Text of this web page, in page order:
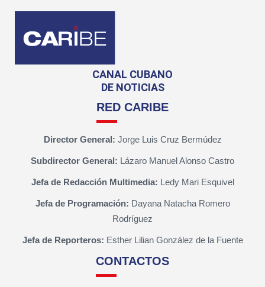
CANAL CUBANO
DE NOTICIAS
RED CARIBE
Director General: Jorge Luis Cruz Bermúdez
Subdirector General: Lázaro Manuel Alonso Castro
Jefa de Redacción Multimedia: Ledy Mari Esquivel
Jefa de Programación: Dayana Natacha Romero
Rodríguez
Jefa de Reporteros: Esther Lilian González de la Fuente
CONTACTOS